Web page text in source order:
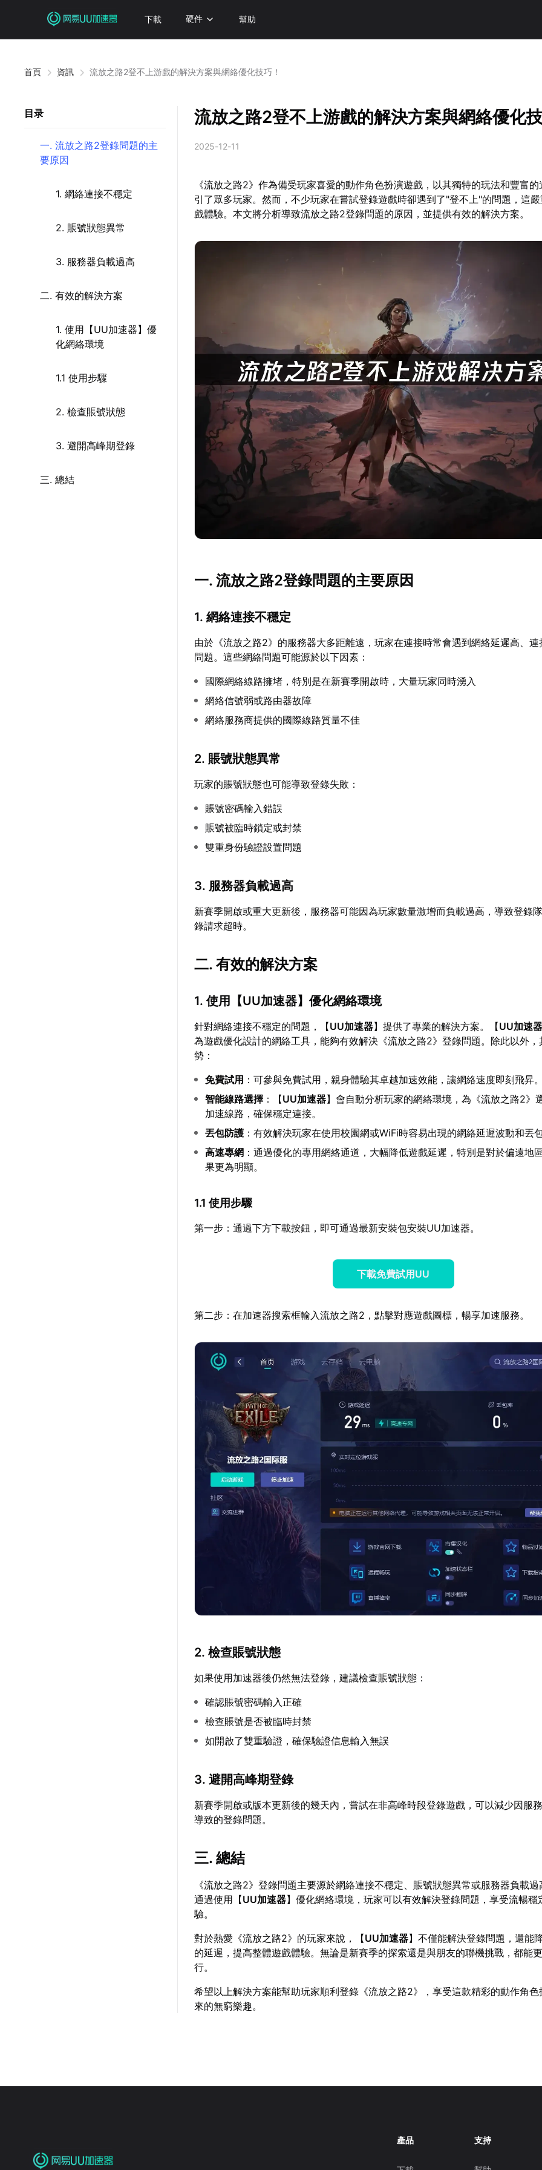
下載 硬件 幫助
首頁 資訊 流放之路2登不上游戲的解決方案與網絡優化技巧！
目录
一. 流放之路2登錄問題的主
要原因
1. 網絡連接不穩定
2. 賬號狀態異常
3. 服務器負載過高
二. 有效的解決方案
1. 使用【UU加速器】優
化網絡環境
1.1 使用步驟
2. 檢查賬號狀態
3. 避開高峰期登錄
三. 總結
流放之路2登不上游戲的解決方案與網絡優化技
2025-12-11
《流放之路2》作為備受玩家喜愛的動作角色扮演遊戲，以其獨特的玩法和豐富的
引了眾多玩家。然而，不少玩家在嘗試登錄遊戲時卻遇到了"登不上"的問題，這
戲體驗。本文將分析導致流放之路2登錄問題的原因，並提供有效的解決方案。
一. 流放之路2登錄問題的主要原因
1. 網絡連接不穩定
由於《流放之路2》的服務器大多距離遠，玩家在連接時常會遇到網絡延遲高、連
問題。這些網絡問題可能源於以下因素：
國際網絡線路擁堵，特別是在新賽季開啟時，大量玩家同時湧入
網絡信號弱或路由器故障
網絡服務商提供的國際線路質量不佳
2. 賬號狀態異常
玩家的賬號狀態也可能導致登錄失敗：
賬號密碼輸入錯誤
賬號被臨時鎖定或封禁
雙重身份驗證設置問題
3. 服務器負載過高
新賽季開啟或重大更新後，服務器可能因為玩家數量激增而負載過高，導致登錄
錄請求超時。
二. 有效的解決方案
1. 使用【UU加速器】優化網絡環境
針對網絡連接不穩定的問題，【UU加速器】提供了專業的解決方案。【UU加速器
為遊戲優化設計的網絡工具，能夠有效解決《流放之路2》登錄問題。除此以外，
勢：
免費試用 ：可參與免費試用，親身體驗其卓越加速效能，讓網絡速度即刻飛昇。
智能線路選擇 ：【UU加速器】會自動分析玩家的網絡環境，為《流放之路2》
加速線路，確保穩定連接。
丟包防護 ：有效解決玩家在使用校園網或WiFi時容易出現的網絡延遲波動和丟包
高速專網 ：通過優化的專用網絡通道，大幅降低遊戲延遲，特別是對於偏遠地
果更為明顯。
1.1 使用步驟
第一步：通過下方下載按鈕，即可通過最新安裝包安裝UU加速器。
下載免費試用UU
第二步：在加速器搜索框輸入流放之路2，點擊對應遊戲圖標，暢享加速服務。
2. 檢查賬號狀態
如果使用加速器後仍然無法登錄，建議檢查賬號狀態：
確認賬號密碼輸入正確
檢查賬號是否被臨時封禁
如開啟了雙重驗證，確保驗證信息輸入無誤
3. 避開高峰期登錄
新賽季開啟或版本更新後的幾天內，嘗試在非高峰時段登錄遊戲，可以減少因服
導致的登錄問題。
三. 總結
《流放之路2》登錄問題主要源於網絡連接不穩定、賬號狀態異常或服務器負載過
通過使用【UU加速器】優化網絡環境，玩家可以有效解決登錄問題，享受流暢穩
驗。
對於熱愛《流放之路2》的玩家來說，【UU加速器】不僅能解決登錄問題，還能
的延遲，提高整體遊戲體驗。無論是新賽季的探索還是與朋友的聯機挑戰，都能
行。
希望以上解決方案能幫助玩家順利登錄《流放之路2》，享受這款精彩的動作角色
來的無窮樂趣。
產品 支持